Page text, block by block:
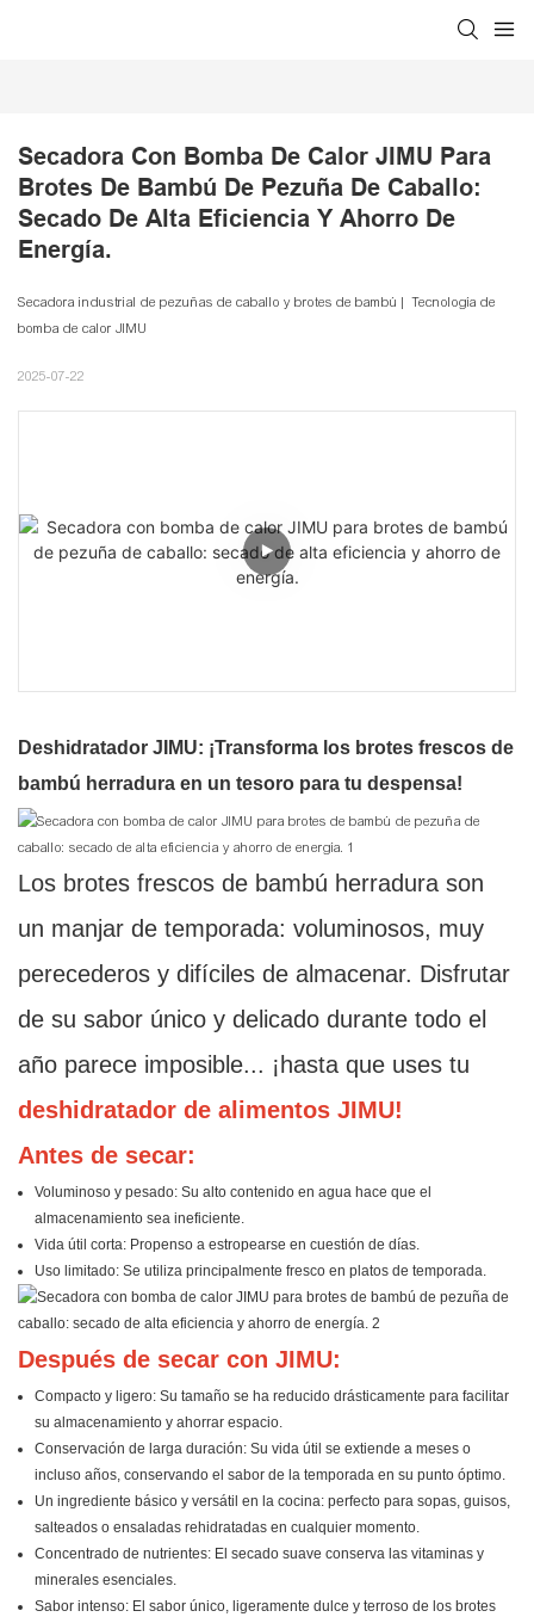
Secadora Con Bomba De Calor JIMU Para
Brotes De Bambú De Pezuña De Caballo:
Secado De Alta Eficiencia Y Ahorro De
Energía.
Secadora industrial de pezuñas de caballo y brotes de bambú | Tecnología de
bomba de calor JIMU
2025-07-22
Deshidratador JIMU: ¡Transforma los brotes frescos de
bambú herradura en un tesoro para tu despensa!
Los brotes frescos de bambú herradura son
un manjar de temporada: voluminosos, muy
perecederos y difíciles de almacenar. Disfrutar
de su sabor único y delicado durante todo el
año parece imposible... ¡hasta que uses tu
deshidratador de alimentos JIMU!
Antes de secar:
Voluminoso y pesado: Su alto contenido en agua hace que el
almacenamiento sea ineficiente.
Vida útil corta: Propenso a estropearse en cuestión de días.
Uso limitado: Se utiliza principalmente fresco en platos de temporada.
Después de secar con JIMU:
Compacto y ligero: Su tamaño se ha reducido drásticamente para facilitar
su almacenamiento y ahorrar espacio.
Conservación de larga duración: Su vida útil se extiende a meses o
incluso años, conservando el sabor de la temporada en su punto óptimo.
Un ingrediente básico y versátil en la cocina: perfecto para sopas, guisos,
salteados o ensaladas rehidratadas en cualquier momento.
Concentrado de nutrientes: El secado suave conserva las vitaminas y
minerales esenciales.
Sabor intenso: El sabor único, ligeramente dulce y terroso de los brotes